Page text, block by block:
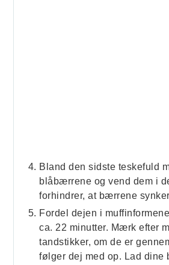
Bland den sidste teskefuld
blåbærrene og vend dem i
forhindrer, at bærrene
Fordel dejen i
ca. 22 minutter. Mærk efter
tandstikker, om de er
følger dej med op. Lad